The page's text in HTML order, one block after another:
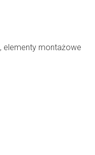
elementy montażowe